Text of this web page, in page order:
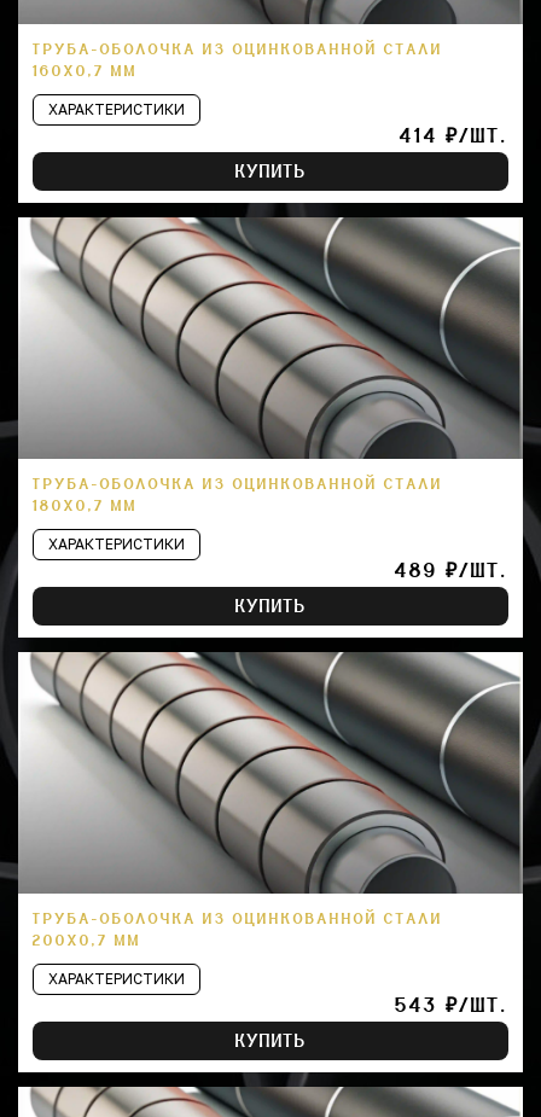
ТРУБА-ОБОЛОЧКА ИЗ ОЦИНКОВАННОЙ СТАЛИ
160Х0,7 ММ
ХАРАКТЕРИСТИКИ
414 ₽/ШТ.
КУПИТЬ
ТРУБА-ОБОЛОЧКА ИЗ ОЦИНКОВАННОЙ СТАЛИ
180Х0,7 ММ
ХАРАКТЕРИСТИКИ
489 ₽/ШТ.
КУПИТЬ
ТРУБА-ОБОЛОЧКА ИЗ ОЦИНКОВАННОЙ СТАЛИ
200Х0,7 ММ
ХАРАКТЕРИСТИКИ
543 ₽/ШТ.
КУПИТЬ